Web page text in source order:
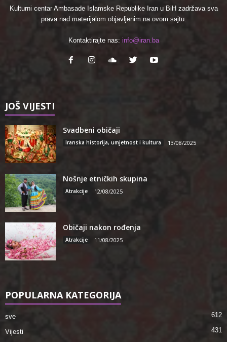
Kulturni centar Ambasade Islamske Republike Iran u BiH zadržava sva
prava nad materijalom objavljenim na ovom sajtu.
Kontaktirajte nas: info@iran.ba
JOŠ VIJESTI
Svadbeni običaji
Iranska historija, umjetnost i kultura 13/08/2025
Nošnje etničkih skupina
Atrakcije 12/08/2025
Običaji nakon rođenja
Atrakcije 11/08/2025
POPULARNA KATEGORIJA
sve 612
Vijesti
431